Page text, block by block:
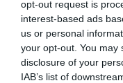
opt-out request is
interest-based ads
us or personal
your opt-out. You may
disclosure of your
IAB’s list of